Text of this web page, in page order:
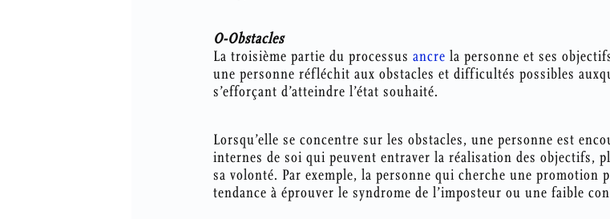
O-Obstacles
La troisième partie du processus ancre la personne et ses
une personne réfléchit aux obstacles et difficultés possibles
s’efforçant d’atteindre l’état souhaité.
Lorsqu’elle se concentre sur les obstacles, une personne est
internes de soi qui peuvent entraver la réalisation des objectifs,
sa volonté. Par exemple, la personne qui cherche une promotion
tendance à éprouver le syndrome de l’imposteur ou une faible